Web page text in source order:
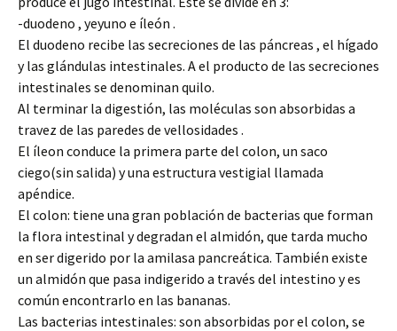
-duodeno , yeyuno e íleón .
El duodeno recibe las secreciones de las páncreas , el hígado
y las glándulas intestinales. A el producto de las secreciones
intestinales se denominan quilo.
Al terminar la digestión, las moléculas son absorbidas a
travez de las paredes de vellosidades .
El íleon conduce la primera parte del colon, un saco
ciego(sin salida) y una estructura vestigial llamada
apéndice.
El colon: tiene una gran población de bacterias que forman
la flora intestinal y degradan el almidón, que tarda mucho
en ser digerido por la amilasa pancreática. También existe
un almidón que pasa indigerido a través del intestino y es
común encontrarlo en las bananas.
Las bacterias intestinales: son absorbidas por el colon, se